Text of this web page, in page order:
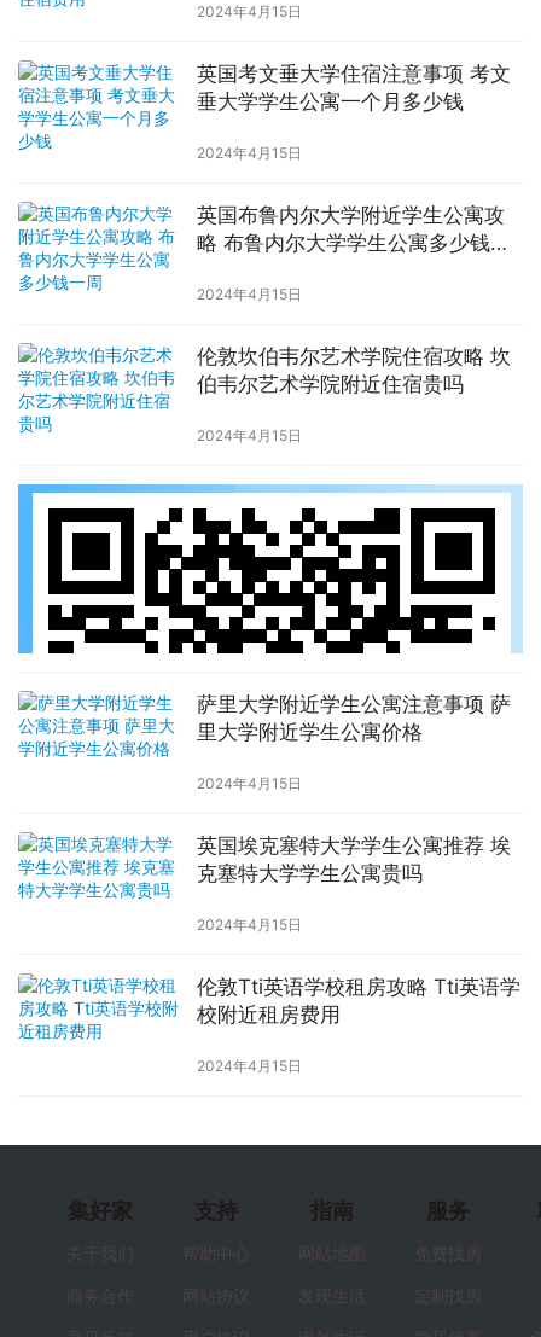
2024年4月15日
英国考文垂大学住宿注意事项 考文
垂大学学生公寓一个月多少钱
2024年4月15日
英国布鲁内尔大学附近学生公寓攻
略 布鲁内尔大学学生公寓多少钱一
2024年4月15日
伦敦坎伯韦尔艺术学院住宿攻略 坎
伯韦尔艺术学院附近住宿贵吗
2024年4月15日
萨里大学附近学生公寓注意事项 萨
里大学附近学生公寓价格
2024年4月15日
英国埃克塞特大学学生公寓推荐 埃
克塞特大学学生公寓贵吗
2024年4月15日
伦敦Tti英语学校租房攻略 Tti英语学
校附近租房费用
2024年4月15日
集好家
关于我们
商务合作
支持
帮助中心
网站协议
指南
网站地图
发现生活
服务
免费找房
定制找房